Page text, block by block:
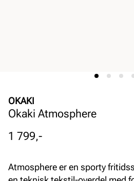
OKAKI
Okaki Atmosphere
Pris
1 799,-
Atmosphere er en sporty